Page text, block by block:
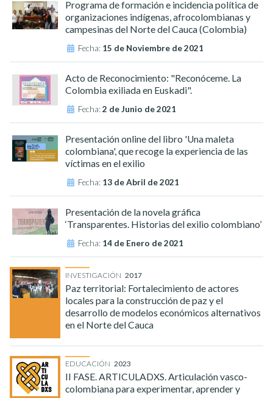
Programa de formación e incidencia política de
organizaciones indígenas, afrocolombianas y
campesinas del Norte del Cauca (Colombia)
Fecha: 15 de Noviembre de 2021
Acto de Reconocimiento: "Reconóceme. La
Colombia exiliada en Euskadi".
Fecha:2 de Junio de 2021
Presentación online del libro 'Una maleta
colombiana', que recoge la experiencia de las
víctimas en el exilio
Fecha: 13 de Abril de 2021
Presentación de la novela gráfica
‘Transparentes. Historias del exilio colombiano’
Fecha: 14 de Enero de 2021
INVESTIGACIÓN 2017
Paz territorial: Fortalecimiento de actores
locales para la construcción de paz y el
desarrollo de modelos económicos alternativos
en el Norte del Cauca
EDUCACIÓN 2023
II FASE. ARTICULADXS. Articulación vasco-
colombiana para experimentar, aprender y